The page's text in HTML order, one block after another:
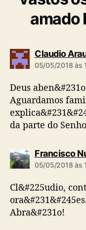
amado
Claudio
05/05/2018 às
Deus
Aguardamos
da parte do
Francisco
05/05/2018 às
Cl&#225udio,
Abra&#231o!